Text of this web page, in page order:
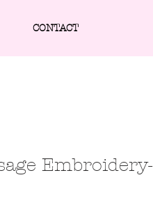
CONTACT
Embroidery-